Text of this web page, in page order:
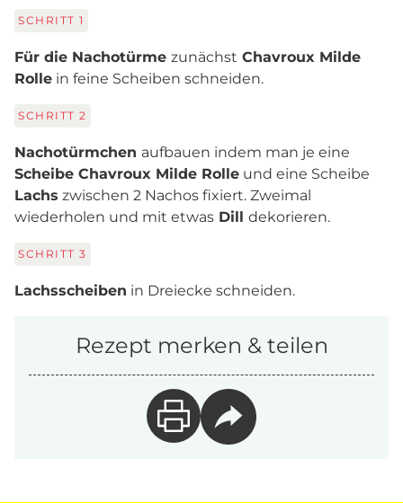
SCHRITT 1
Für die Nachotürme zunächst Chavroux Milde
Rolle in feine Scheiben schneiden.
SCHRITT 2
Nachotürmchen aufbauen indem man je eine
Scheibe Chavroux Milde Rolle und eine Scheibe
Lachs zwischen 2 Nachos fixiert. Zweimal
wiederholen und mit etwas Dill dekorieren.
SCHRITT 3
Lachsscheiben in Dreiecke schneiden.
Rezept merken & teilen